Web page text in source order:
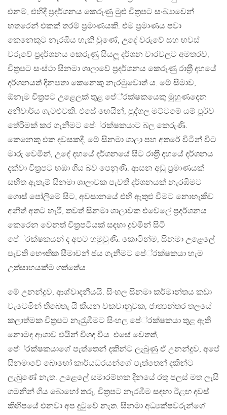
එනම්, එහිදී ප‍්‍රදර්ශනය කෙරුණු මුළු චිත‍්‍රපට සංඛ්‍යාවෙන්
හතරෙන් එකක් තරම් ප‍්‍රමාණයකි. එම ප‍්‍රමාණය පවා
කෙනෙකුට නැරඹිය හැකි වුණේ, උදේ වරුවේ සහ හවස්
වරුවේ ප‍්‍රදර්ශනය කෙරුණු සියලූ දර්ශන වාරවලට අමතරව,
චිත‍්‍රපට සංස්ථා සිනමා ශාලාවේ ප‍්‍රදර්ශනය කෙරුණු රාත‍්‍රී දහයේ
දර්ශනයත් දිනපතා කෙනෙකු නැරඹුවොත් ය. මේ සීමාව,
ඕනෑම චිත‍්‍රපට උළෙලක් තුළ පේ‍්‍රක්ෂකයෙකු මුහුණදෙන
අනිවාර්ය ගැටළුවකි. එසේ හෙයින්, පුද්ගල මට්ටමේ යම් පූර්ව-
තේරීමක් කර ගැනීමට පේ‍්‍රක්ෂකයාට බල කෙරුණි.
කෙනෙකු එක දවසකදී, මේ සිනමා ශාලා පහ අතරේ විටින් විට
මාරු වෙමින්, උදේ දහයේ දර්ශනයේ සිට රාත‍්‍රී දහයේ දර්ශනය
දක්වා චිත‍්‍රපට හඹා ගිය බව පෙනුණි. ආසන අඩු ප‍්‍රමාණයක්
සහිත ඇතැම් සිනමා ශාලාවක පැවති දර්ශනයක් නැරඹීමට
ගොස් පෝලිමේ සිට, අවසානයේ එහි ඇතුළු වීමට නොහැකිව
අනිත් අතට හැරී, තවත් සිනමා ශාලාවක එවේලේ ප‍්‍රදර්ශනය
කෙරෙන වෙනත් චිත‍්‍රපටියක් සඳහා දුවමින් සිටි
පේ‍්‍රක්ෂකයන් ද අපට හමුවුණි. කොටින්ම, සිනමා උළෙලේ
පැවති භෞතික සීමාවන් ජය ගැනීමට පේ‍්‍රක්ෂකයා හැම
උත්සාහයක්ම ගත්තේය.
මේ උනන්දුව, ආශ්වාදනීයයි. සිංහල සිනමා කර්මාන්තය කඩා
වැටෙමින් තිබෙතැ යි කියන වකවානුවක, ජාත්‍යන්තර තලයේ
කලාත්මක චිත‍්‍රපට නැරැුඹීමට සිංහල පේ‍්‍රක්ෂකයා තුළ ඇති
නොමද ආශාව එයින් විශද විය. එසේ වෙතත්,
පේ‍්‍රක්ෂකයාගේ පැත්තෙන් දකින්ට ලැබුණු ඒ උනන්දුව, අපේ
සිනමාවේ බොහෝ කාර්යධරයන්ගේ පැත්තෙන් දකින්ට
ලැබුණේ නැත. උළෙලේ සමාරම්භක දිනයේ රතු පලස් මත ලැසි
ගමනින් ගිය බොහෝ තරු, චිත‍්‍රපට නැරඹීම සඳහා ඊළඟ දවස්
කිහිපයේ එනවා අප දුටුවේ නැත. සිනමා අධ්‍යක්ෂවරුන්ගේ